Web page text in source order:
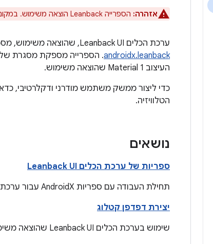
אזהרה: הספרייה Leanback הוצאה משימוש. במקום זאת, אפשר להשתמש ב-
ערכת הכלים Leanback UI, שהוצאה משימוש, מספקת מחלקות ליצירת ממשקי משתמש עם
androidx.leanback. הספרייה מספקת מסגרת
העיצוב Material 1 שהוצאה משימוש.
כדי ליצור ממשק משתמש מודרני ודקלרטיבי,
הטלוויזיה.
נושאים
ספריות של ערכת הכלים Leanback UI
תחילת העבודה עם ספריות AndroidX עבור ערכת הכלים של ממשק המשתמש Leanback שהוצאה משימוש.
יצירת דפדפן קטלוג
שימוש בערכת הכלים Leanback UI שהוצאה משימוש כדי ליצור ממשק דפדוף לקטלוגים של מדיה.